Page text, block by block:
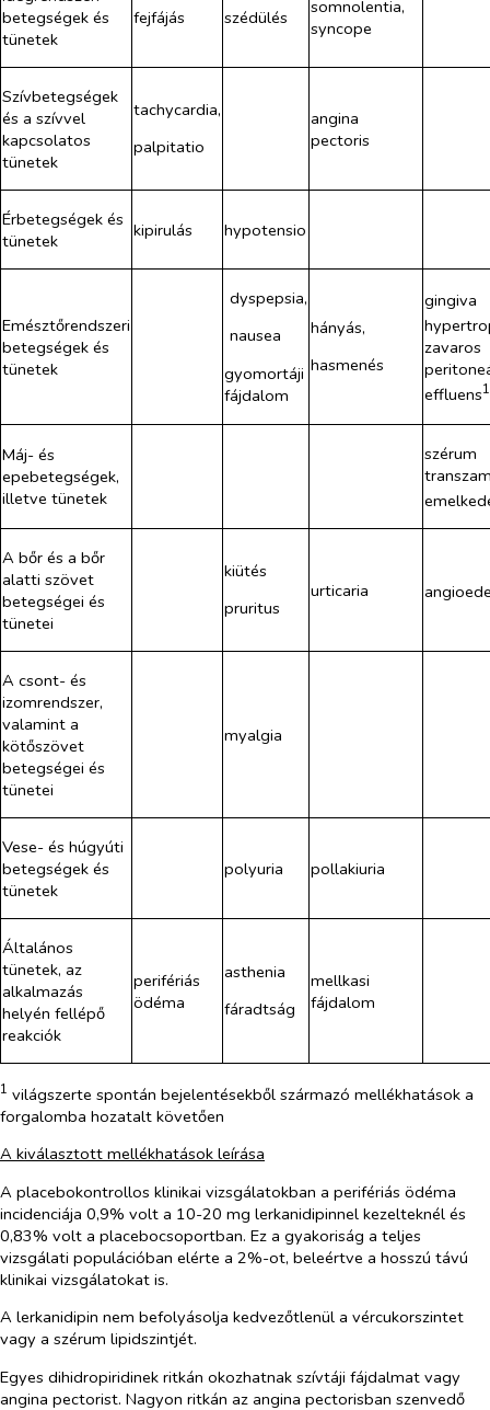
betegségek és
tünetek
fejfájás szédülés
somnolentia,
syncope
Szívbetegségek
és a szívvel
kapcsolatos
tünetek
tachycardia,
palpitatio
angina
pectoris
Érbetegségek és
tünetek
kipirulás hypotensio
Emésztőrendszeri
betegségek és
tünetek
dyspepsia,
nausea
gyomortáji
fájdalom
hányás,
hasmenés
gingiva
zavaros
effluens1
Máj- és
epebetegségek,
illetve tünetek
szérum
A bőr és a bőr
alatti szövet
betegségei és
tünetei
kiütés
pruritus
urticaria
A csont- és
izomrendszer,
valamint a
kötőszövet
betegségei és
tünetei
myalgia
Vese- és húgyúti
betegségek és
tünetek
polyuria pollakiuria
Általános
tünetek, az
alkalmazás
helyén fellépő
reakciók
perifériás
ödéma
asthenia
fáradtság
mellkasi
fájdalom
1 világszerte spontán bejelentésekből származó mellékhatások a
forgalomba hozatalt követően
A kiválasztott mellékhatások leírása
A placebokontrollos klinikai vizsgálatokban a perifériás ödéma
incidenciája 0,9% volt a 10-20 mg lerkanidipinnel kezelteknél és
0,83% volt a placebocsoportban. Ez a gyakoriság a teljes
vizsgálati populációban elérte a 2%-ot, beleértve a hosszú távú
klinikai vizsgálatokat is.
A lerkanidipin nem befolyásolja kedvezőtlenül a vércukorszintet
vagy a szérum lipidszintjét.
Egyes dihidropiridinek ritkán okozhatnak szívtáji fájdalmat vagy
angina pectorist. Nagyon ritkán az angina pectorisban szenvedő